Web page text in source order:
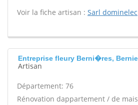
Voir la fiche artisan : Sarl dominelec
Entreprise fleury Berni�res,
Artisan
Département: 76
Rénovation dappartement / de